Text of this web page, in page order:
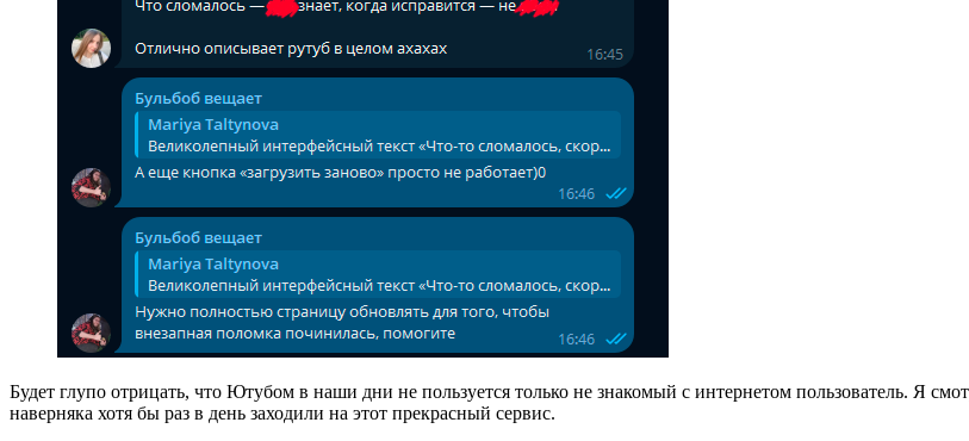
Будет глупо отрицать, что Ютубом в наши дни не пользуется только не знакомый с интернетом пользователь. Я
наверняка хотя бы раз в день заходили на этот прекрасный сервис.